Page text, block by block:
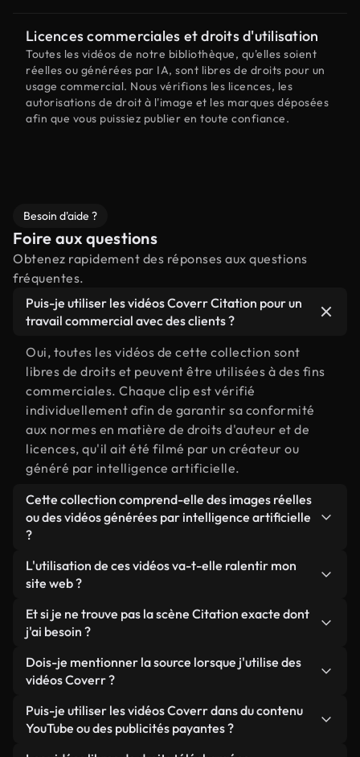
Licences commerciales et droits d'utilisation
Toutes les vidéos de notre bibliothèque, qu'elles soient
réelles ou générées par IA, sont libres de droits pour un
usage commercial. Nous vérifions les licences, les
autorisations de droit à l'image et les marques déposées
afin que vous puissiez publier en toute confiance.
Besoin d'aide ?
Foire aux questions
Obtenez rapidement des réponses aux questions
fréquentes.
Puis-je utiliser les vidéos Coverr Citation pour un
travail commercial avec des clients ?
Oui, toutes les vidéos de cette collection sont
libres de droits et peuvent être utilisées à des fins
commerciales. Chaque clip est vérifié
individuellement afin de garantir sa conformité
aux normes en matière de droits d'auteur et de
licences, qu'il ait été filmé par un créateur ou
généré par intelligence artificielle.
Cette collection comprend-elle des images réelles
ou des vidéos générées par intelligence artificielle
?
Les deux. Il s'agit d'une bibliothèque hybride
composée de véritables images filmées par des
générées par IA. Chaque vidéo est clairement
identifiée afin que vous sachiez toujours ce que
vous utilisez.
L'utilisation de ces vidéos va-t-elle ralentir mon
site web ?
Sauf si vous choisissez nos versions optimisées.
Nous proposons des formats légers, prêts pour le
ils conservent une qualité élevée tout en
minimisant les temps de chargement et en
améliorant des indicateurs comme le LCP.
Et si je ne trouve pas la scène Citation exacte dont
j'ai besoin ?
Vous pouvez en créer une instantanément avec
Coverr AI Studio. Il vous suffit de décrire la scène,
Studio générera en quelques secondes une vidéo
personnalisée conforme à nos normes de licence.
Dois-je mentionner la source lorsque j'utilise des
vidéos Coverr ?
Aucune attribution n'est requise. Toutes les vidéos
de notre bibliothèque sont libres de droits et
Puis-je utiliser les vidéos Coverr dans du contenu
YouTube ou des publicités payantes ?
Oui. Toutes les séquences vidéo de Coverr peuvent